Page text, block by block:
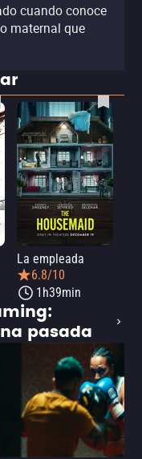
cuando conoce
maternal que
La empleada
6.8/10
1h39min
pasada